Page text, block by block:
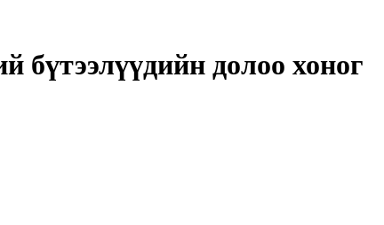
бүтээлүүдийн долоо хоног